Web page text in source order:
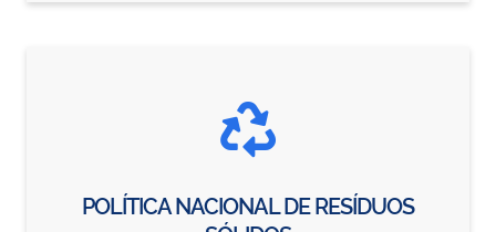
POLÍTICA NACIONAL DE RESÍDUOS